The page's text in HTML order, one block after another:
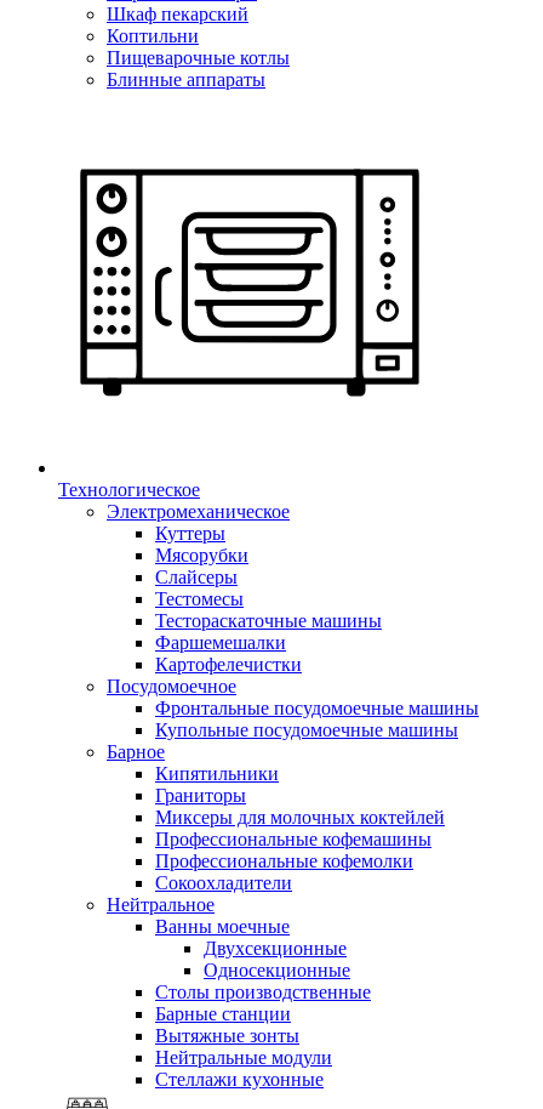
Шкаф пекарский
Коптильни
Пищеварочные котлы
Блинные аппараты
Технологическое
Электромеханическое
Куттеры
Мясорубки
Слайсеры
Тестомесы
Тестораскаточные машины
Фаршемешалки
Картофелечистки
Посудомоечное
Фронтальные посудомоечные машины
Купольные посудомоечные машины
Барное
Кипятильники
Граниторы
Миксеры для молочных коктейлей
Профессиональные кофемашины
Профессиональные кофемолки
Сокоохладители
Нейтральное
Ванны моечные
Двухсекционные
Односекционные
Столы производственные
Барные станции
Вытяжные зонты
Нейтральные модули
Стеллажи кухонные